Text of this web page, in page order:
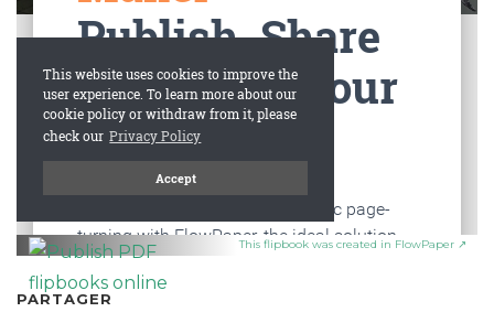
This flipbook was created in FlowPaper ↗
PARTAGER